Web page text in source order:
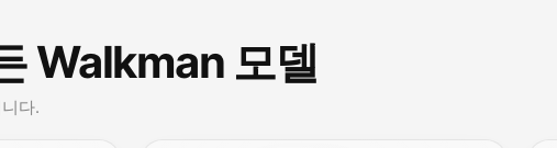
Walkman 모델
다.